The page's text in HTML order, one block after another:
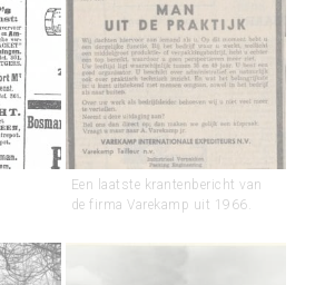
Een laatste krantenbericht van
de firma Varekamp uit 1966.